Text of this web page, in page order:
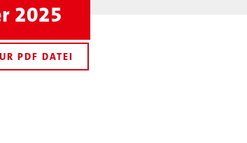
2025
PDF DATEI